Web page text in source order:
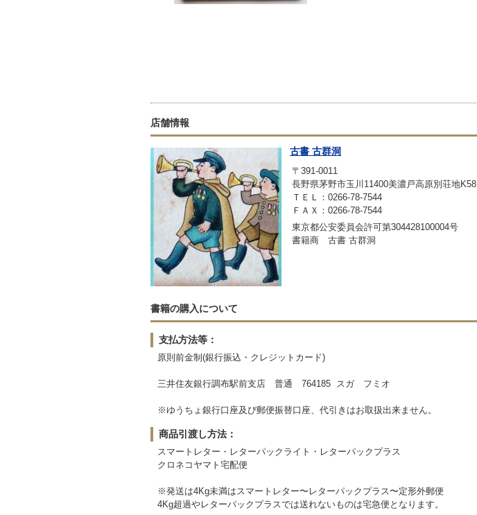
店舗情報
古書 古群洞
〒391-0011
長野県茅野市玉川11400美濃戸高原別荘地K58
ＴＥＬ：0266-78-7544
ＦＡＸ：0266-78-7544
東京都公安委員会許可第304428100004号
書籍商 古書 古群洞
書籍の購入について
支払方法等：
原則前金制(銀行振込・クレジットカード)
三井住友銀行調布駅前支店 普通 764185 スガ フミオ
※ゆうちょ銀行口座及び郵便振替口座、代引きはお取扱出来ません。
商品引渡し方法：
スマートレター・レターパックライト・レターパックプラス
クロネコヤマト宅配便
※発送は4Kg未満はスマートレター〜レターパックプラス〜定形外郵便
4Kg超過やレターパックプラスでは送れないものは宅急便となります。